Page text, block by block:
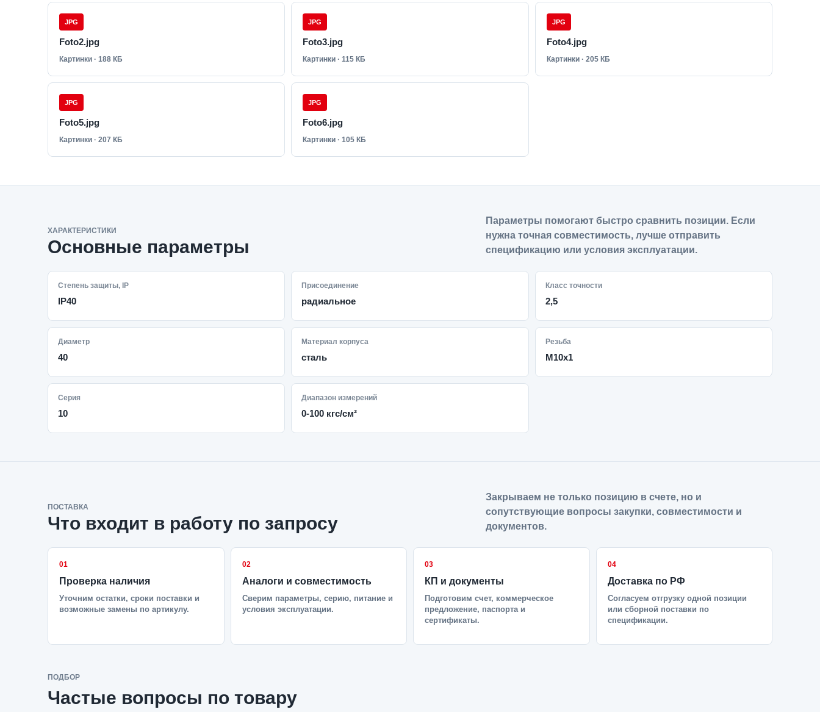
JPG
Foto2.jpg
Картинки · 188 КБ
JPG
Foto3.jpg
Картинки · 115 КБ
JPG
Foto4.jpg
Картинки · 205 КБ
JPG
Foto5.jpg
Картинки · 207 КБ
JPG
Foto6.jpg
Картинки · 105 КБ
ХАРАКТЕРИСТИКИ
Основные параметры
Параметры помогают быстро сравнить позиции. Если
нужна точная совместимость, лучше отправить
спецификацию или условия эксплуатации.
Степень защиты, IP
IP40
Присоединение
радиальное
Класс точности
2,5
Диаметр
40
Материал корпуса
сталь
Резьба
M10x1
Серия
10
Диапазон измерений
0-100 кгс/см²
ПОСТАВКА
Что входит в работу по запросу
Закрываем не только позицию в счете, но и
сопутствующие вопросы закупки, совместимости и
документов.
01
Проверка наличия
Уточним остатки, сроки поставки и
возможные замены по артикулу.
02
Аналоги и совместимость
Сверим параметры, серию, питание и
условия эксплуатации.
03
КП и документы
Подготовим счет, коммерческое
предложение, паспорта и
сертификаты.
04
Доставка по РФ
Согласуем отгрузку одной позиции
или сборной поставки по
спецификации.
ПОДБОР
Частые вопросы по товару